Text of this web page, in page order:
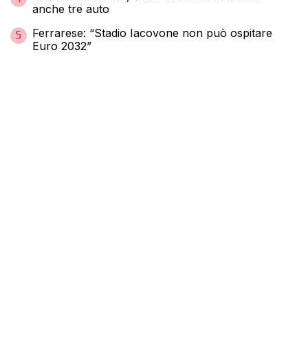
anche tre auto
5
Ferrarese: “Stadio Iacovone non può ospitare
Euro 2032”